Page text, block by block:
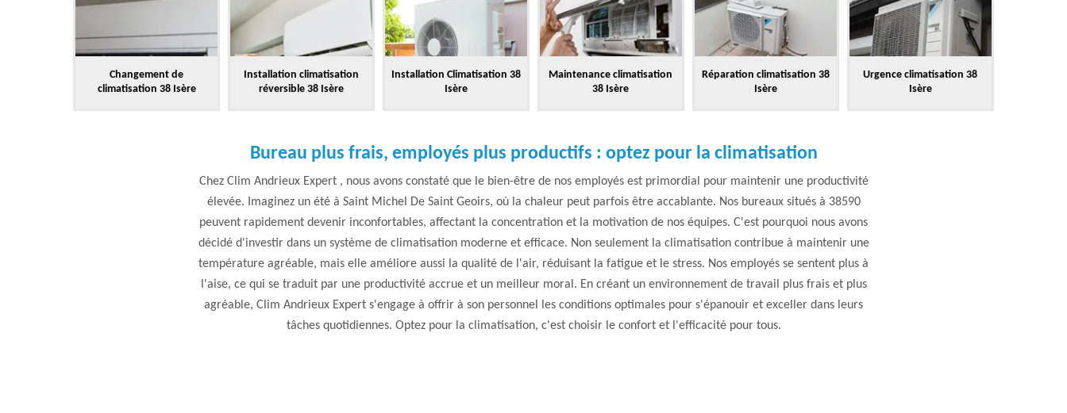
Changement de
climatisation 38 Isère
Installation climatisation
réversible 38 Isère
Installation Climatisation 38
Isère
Maintenance climatisation
38 Isère
Réparation climatisation 38
Isère
Urgence climatisation 38
Isère
Bureau plus frais, employés plus productifs : optez pour la climatisation
Chez Clim Andrieux Expert , nous avons constaté que le bien-être de nos employés est primordial pour maintenir une productivité
élevée. Imaginez un été à Saint Michel De Saint Geoirs, où la chaleur peut parfois être accablante. Nos bureaux situés à 38590
peuvent rapidement devenir inconfortables, affectant la concentration et la motivation de nos équipes. C'est pourquoi nous avons
décidé d'investir dans un système de climatisation moderne et efficace. Non seulement la climatisation contribue à maintenir une
température agréable, mais elle améliore aussi la qualité de l'air, réduisant la fatigue et le stress. Nos employés se sentent plus à
l'aise, ce qui se traduit par une productivité accrue et un meilleur moral. En créant un environnement de travail plus frais et plus
agréable, Clim Andrieux Expert s'engage à offrir à son personnel les conditions optimales pour s'épanouir et exceller dans leurs
tâches quotidiennes. Optez pour la climatisation, c'est choisir le confort et l'efficacité pour tous.